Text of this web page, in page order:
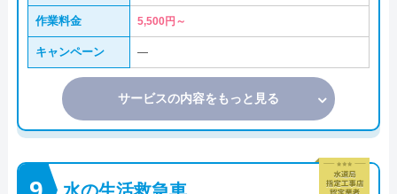
作業料金 5,500円～
キャンペーン ―
サービスの内容をもっと見る